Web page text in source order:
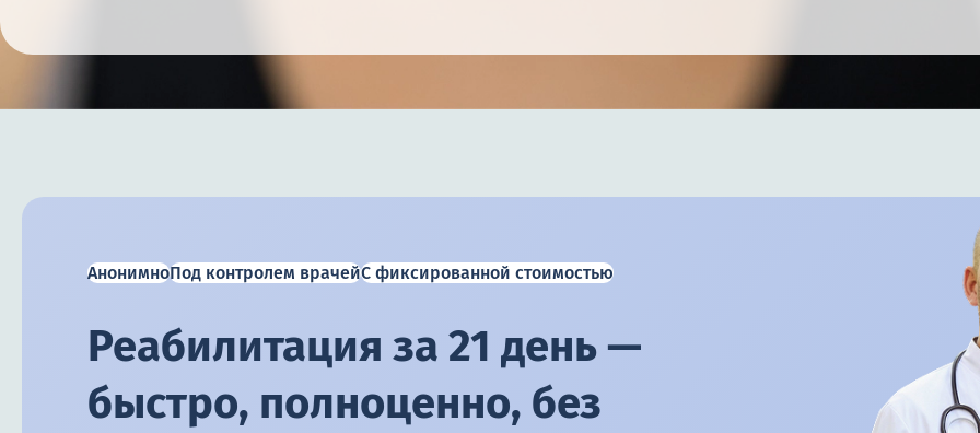
АнонимноПод контролем врачейС фиксированной стоимостью
Реабилитация за 21 день —
быстро, полноценно, без